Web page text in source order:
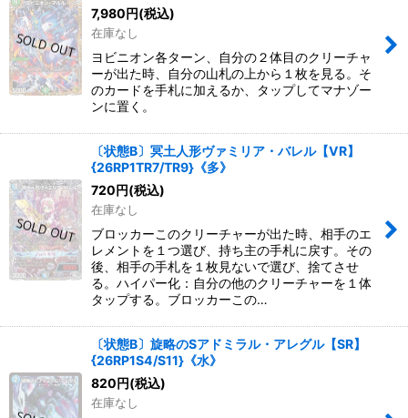
7,980円(税込)
在庫なし
ヨビニオン各ターン、自分の２体目のクリーチャ
ーが出た時、自分の山札の上から１枚を見る。そ
のカードを手札に加えるか、タップしてマナゾー
ンに置く。
〔状態B〕冥土人形ヴァミリア・バレル【VR】
{26RP1TR7/TR9}《多》
720円(税込)
在庫なし
ブロッカーこのクリーチャーが出た時、相手のエ
レメントを１つ選び、持ち主の手札に戻す。その
後、相手の手札を１枚見ないで選び、捨てさせ
る。ハイパー化：自分の他のクリーチャーを１体
タップする。ブロッカーこの…
〔状態B〕旋略のSアドミラル・アレグル【SR】
{26RP1S4/S11}《水》
820円(税込)
在庫なし